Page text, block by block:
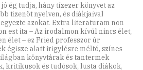
ég tudja, hány tízezer könyvet az
tizenöt nyelven, és diákjaival
azokat. Extra literaturam non
est ita – Az irodalmon kívül nincs élet,
élet – ez Fried professzor úr
égisze alatt irigylésre méltó, színes
könyvtárak és tantermek
kritikusok és tudósok, lusta diákok,